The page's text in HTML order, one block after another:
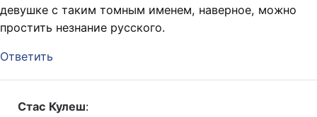
девушке с таким томным именем, наверное, можно
простить незнание русского.
Ответить
Стас Кулеш: